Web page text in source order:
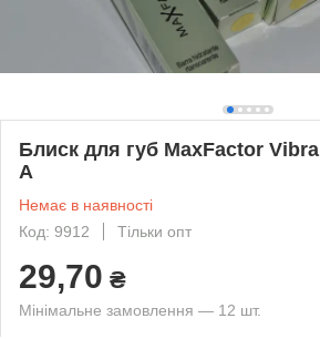
Блиск для губ MaxFactor
A
Немає в наявності
Код: 9912
Тільки опт
29,70 ₴
Мінімальне замовлення — 12 шт.